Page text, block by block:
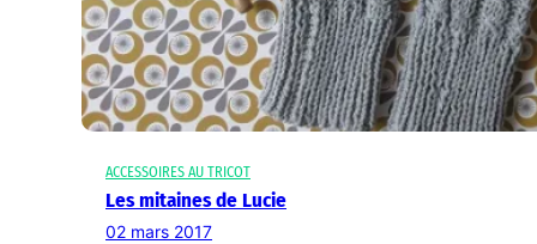
ACCESSOIRES AU TRICOT
Les mitaines de Lucie
02 mars 2017